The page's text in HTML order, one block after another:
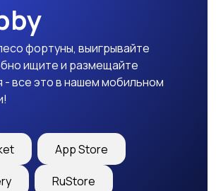
фортуны, выигрывайте
ищите и размещайте
- все это в нашем мобильном
App Store
RuStore